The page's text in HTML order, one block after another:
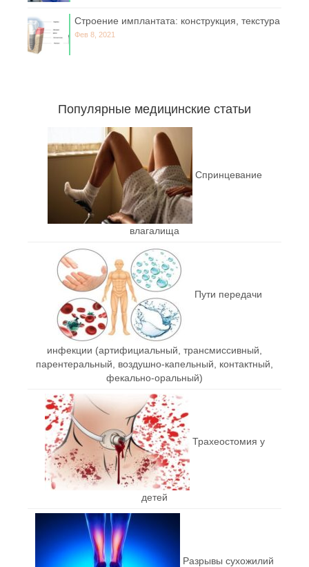
Строение имплантата: конструкция, текстура
Фев 8, 2021
Популярные медицинские статьи
Спринцевание
влагалища
Пути передачи
инфекции (артифициальный, трансмиссивный,
парентеральный, воздушно-капельный, контактный,
фекально-оральный)
Трахеостомия у
детей
Разрывы сухожилий